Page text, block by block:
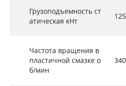
Грузоподъемность ст
атическая кНт
Частота вращения в
пластичной смазке о
б/мин